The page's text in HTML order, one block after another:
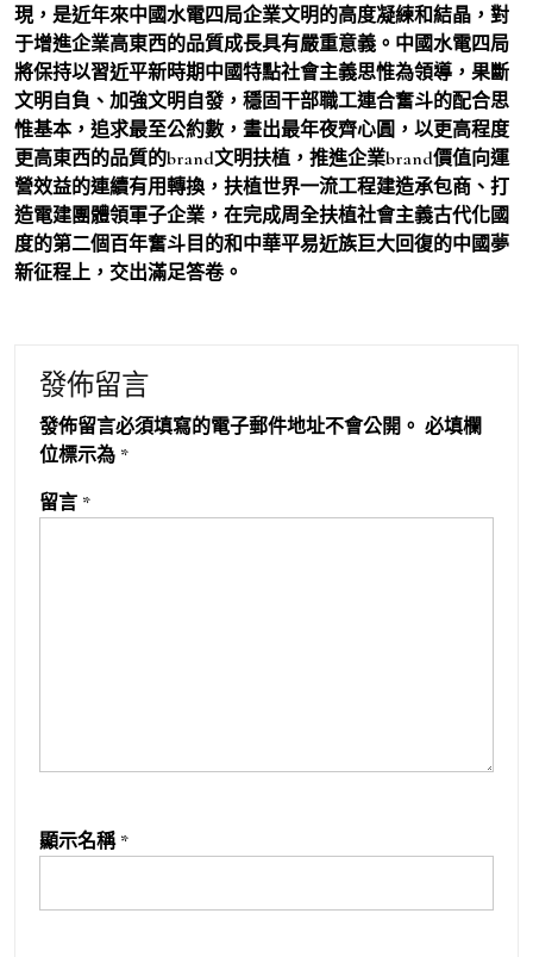
現，是近年來中國水電四局企業文明的高度凝練和結晶，對
于增進企業高東西的品質成長具有嚴重意義。中國水電四局
將保持以習近平新時期中國特點社會主義思惟為領導，果斷
文明自負、加強文明自發，穩固干部職工連合奮斗的配合思
惟基本，追求最至公約數，畫出最年夜齊心圓，以更高程度
更高東西的品質的brand文明扶植，推進企業brand價值向運
營效益的連續有用轉換，扶植世界一流工程建造承包商、打
造電建團體領軍子企業，在完成周全扶植社會主義古代化國
度的第二個百年奮斗目的和中華平易近族巨大回復的中國夢
新征程上，交出滿足答卷。
發佈留言
發佈留言必須填寫的電子郵件地址不會公開。 必填欄
位標示為 *
留言 *
顯示名稱 *